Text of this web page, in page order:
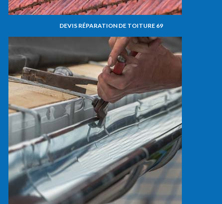
DEVIS RÉPARATION DE TOITURE 69